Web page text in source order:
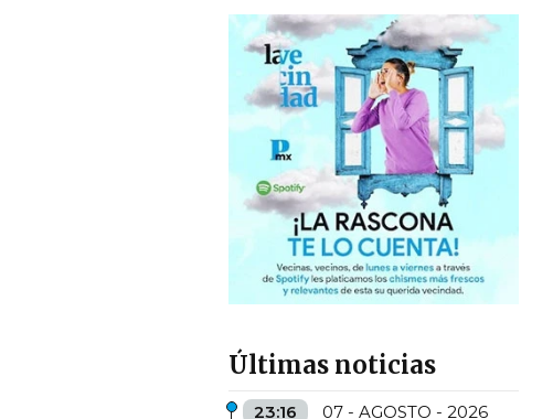
Últimas noticias
23:16 07 - AGOSTO - 2026